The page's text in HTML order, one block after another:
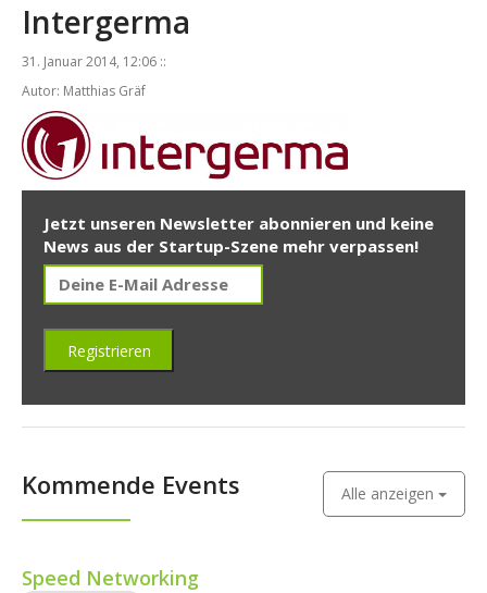
Intergerma
31. Januar 2014, 12:06 ::
Autor: Matthias Gräf
Jetzt unseren Newsletter abonnieren und keine
News aus der Startup-Szene mehr verpassen!
Kommende Events Alle anzeigen
Speed Networking